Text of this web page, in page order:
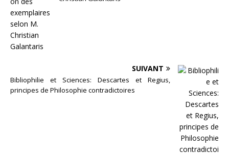
SUIVANT
Bibliophilie et Sciences: Descartes et Regius,
principes de Philosophie contradictoires